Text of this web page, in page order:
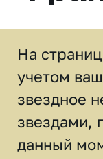
На
учетом
звездное
звездами,
данный